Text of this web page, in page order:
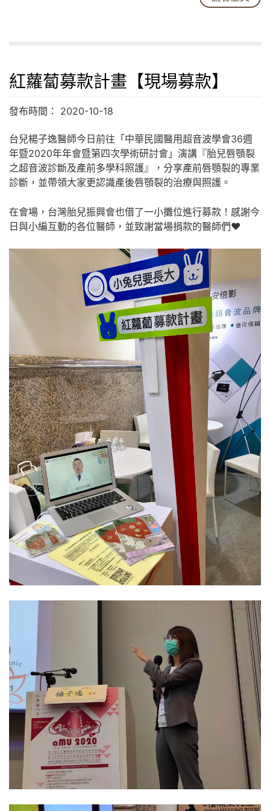
紅蘿蔔募款計畫【現場募款】
發布時間： 2020-10-18
台兒楊子逸醫師今日前往「中華民國醫用超音波學會36週
年暨2020年年會暨第四次學術研討會」演講『胎兒唇顎裂
之超音波診斷及產前多學科照護』，分享產前唇顎裂的專業
診斷，並帶領大家更認識產後唇顎裂的治療與照護。
在會場，台灣胎兒振興會也借了一小攤位進行募款！感謝今
日與小編互動的各位醫師，並致謝當場捐款的醫師們❤️